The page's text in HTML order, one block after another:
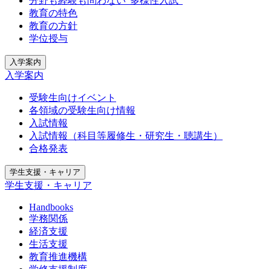
教育の特色
教育の方針
学位授与
入学案内
入学案内
受験生向けイベント
各領域の受験生向け情報
入試情報
入試情報（科目等履修生・研究生・聴講生）
合格発表
学生支援・キャリア
学生支援・キャリア
Handbooks
学務関係
経済支援
生活支援
教育推進機構